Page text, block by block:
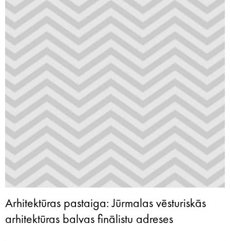
Arhitektūras pastaiga: Jūrmalas vēsturiskās
arhitektūras balvas finālistu adreses